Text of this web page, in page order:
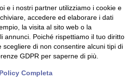
ai sensi del codice del Terzo
di tipo A.
Cooperative A119858
del 21/03/2022
e i nostri partner utilizziamo i cookie e
accedere ed elaborare i dati
la visita al sito web o la
annunci. Poiché rispettiamo il tuo diritto
scegliere di non consentire alcuni tipi di
GDPR per saperne di più.
Completa